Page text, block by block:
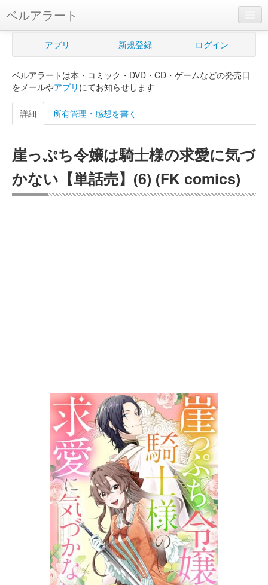
ベルアラート
ベルアラートとは
新規登録
ログイン
購入管理
Myシェルフ
アプリ 新規登録 ログイン
ベルアラートは本・コミック・DVD・CD・ゲームなどの発売日
をメールやアプリ にてお知らせします
詳細 所有管理・感想を書く
崖っぷち令嬢は騎士様の求愛に気づ
かない【単話売】(6) (FK comics)